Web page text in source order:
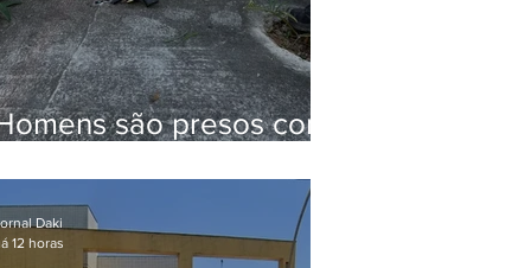
são presos com
Brejal
Daki
12 horas